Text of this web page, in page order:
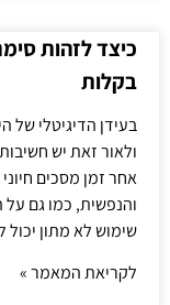
כיצד לזהות
בקלות
בעידן הדיגיטלי של
ולאור זאת יש
אחר זמן מסכים
והנפשית, כמו גם
שימוש לא מתון יכול
לקריאת המאמר »